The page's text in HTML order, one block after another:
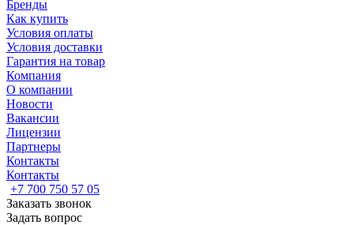
Бренды
Как купить
Условия оплаты
Условия доставки
Гарантия на товар
Компания
О компании
Новости
Вакансии
Лицензии
Партнеры
Контакты
Контакты
+7 700 750 57 05
Заказать звонок
Задать вопрос